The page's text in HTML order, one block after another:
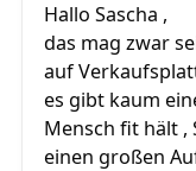
Hallo Sascha ,
das mag zwar
auf
es gibt kaum
Mensch fit hält ,
einen großen